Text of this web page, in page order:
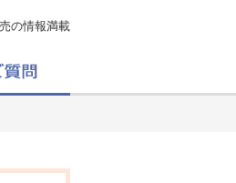
の情報満載